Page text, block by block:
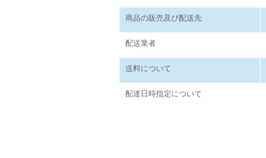
商品の販売及び配送先
配送業者
送料について
配達日時指定について